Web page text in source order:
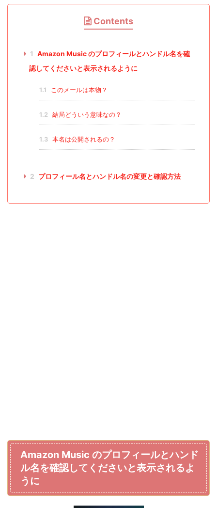
Contents
1 Amazon Music のプロフィールとハンドル名を確
認してくださいと表示されるように
1.1 このメールは本物？
1.2 結局どういう意味なの？
1.3 本名は公開されるの？
2 プロフィール名とハンドル名の変更と確認方法
Amazon Music のプロフィールとハンド
ル名を確認してくださいと表示されるよ
うに